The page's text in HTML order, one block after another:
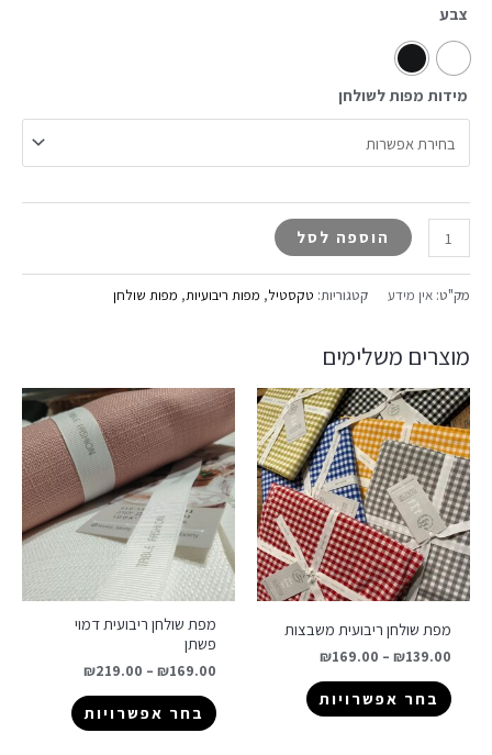
צבע
מידות מפות לשולחן
הוספה לסל
מק"ט: אין מידע קטגוריות: טקסטיל, מפות ריבועיות, מפות שולחן
מוצרים משלימים
מפת שולחן ריבועית משבצות
₪139.00
–
₪169.00
בחר אפשרויות
מפת שולחן ריבועית דמוי
פשתן
₪169.00
–
₪219.00
בחר אפשרויות